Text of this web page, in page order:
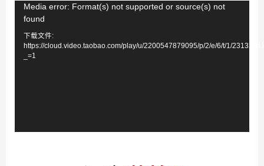
视
频
Media error: Format(s) not supported or source(s) not
found
下载文件:
https://cloud.video.taobao.com/play/u/2200547879095/p/2/e/6/t/1/
_=1